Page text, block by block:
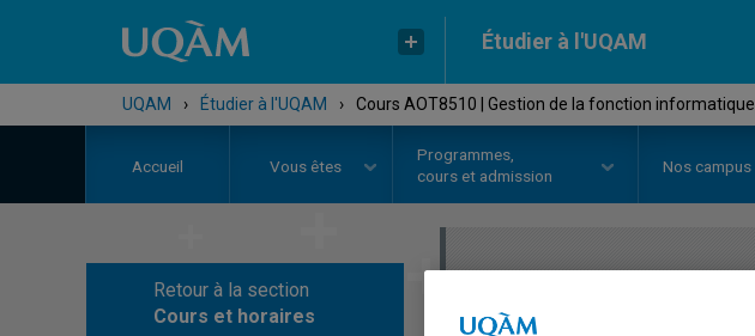
Étudier à l'UQAM
UQAM › Étudier à l'UQAM › Cours AOT8510 | Gestion de la fonction informatique
Accueil Vous êtes
Programmes,
cours et admission
Nos campus
Retour à la section
Cours et horaires
COURS